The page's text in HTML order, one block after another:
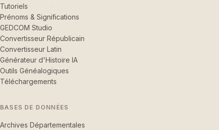
Tutoriels
Prénoms & Significations
GEDCOM Studio
Convertisseur Républicain
Convertisseur Latin
Générateur d'Histoire IA
Outils Généalogiques
Téléchargements
BASES DE DONNÉES
Archives Départementales